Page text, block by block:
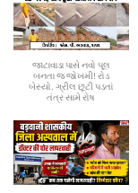
જાટાવાડા પાસે નવો પૂલ
બનતા જ જોખમી! રોડ
બેસ્યો, ગ્રીલ છૂટી પડતાં
તંત્ર સામે રોષ